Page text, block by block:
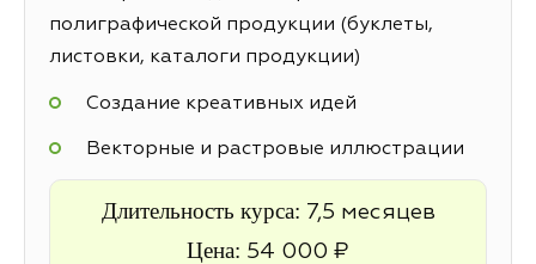
полиграфической продукции (буклеты,
листовки, каталоги продукции)
Создание креативных идей
Векторные и растровые иллюстрации
Длительность курса: 7,5 месяцев
Цена: 54 000 ₽